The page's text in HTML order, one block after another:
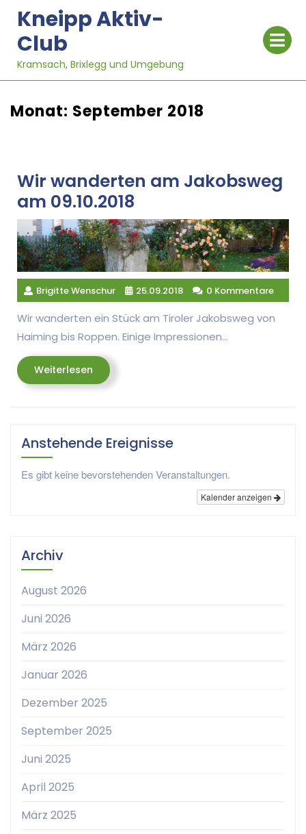
content
Kneipp Aktiv-
Club
Kramsach, Brixlegg und Umgebung
Monat: September 2018
Wir wanderten am Jakobsweg
am 09.10.2018
Brigitte Wenschur 25.09.2018 0 Kommentare
Wir wanderten ein Stück am Tiroler Jakobsweg von
Haiming bis Roppen. Einige Impressionen…
Weiterlesen Weiterlesen
Anstehende Ereignisse
Es gibt keine bevorstehenden Veranstaltungen.
Kalender anzeigen
Archiv
August 2026
Juni 2026
März 2026
Januar 2026
Dezember 2025
September 2025
Juni 2025
April 2025
März 2025